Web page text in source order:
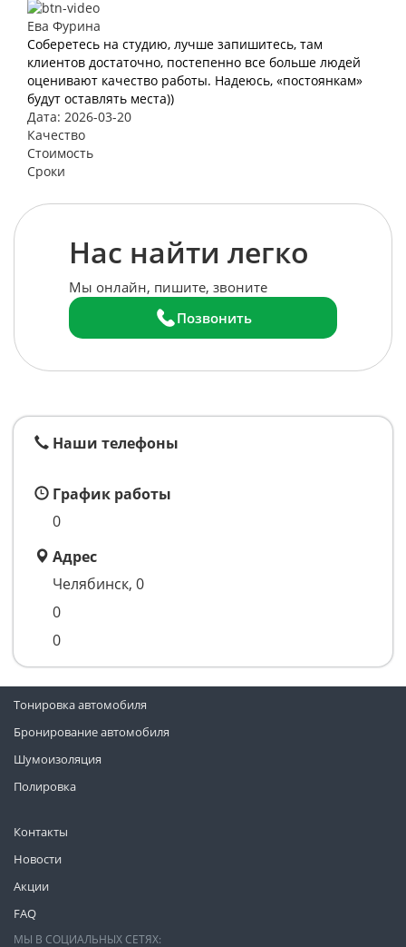
Ева Фурина
Соберетесь на студию, лучше запишитесь, там
клиентов достаточно, постепенно все больше людей
оценивают качество работы. Надеюсь, «постоянкам»
будут оставлять места))
Дата: 2026-03-20
Качество
Стоимость
Сроки
Нас найти легко
Мы онлайн, пишите, звоните
Позвонить
Наши телефоны
График работы
0
Адрес
Челябинск, 0
0
0
Контакты
Новости
Акции
FAQ
Тонировка автомобиля
Бронирование автомобиля
Шумоизоляция
Полировка
МЫ В СОЦИАЛЬНЫХ СЕТЯХ: